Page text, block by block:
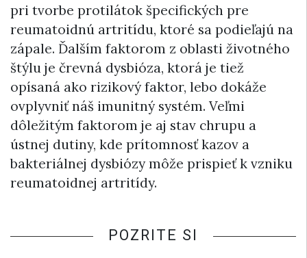
pri tvorbe protilátok špecifických pre
reumatoidnú artritídu, ktoré sa podieľajú na
zápale. Ďalším faktorom z oblasti životného
štýlu je črevná dysbióza, ktorá je tiež
opísaná ako rizikový faktor, lebo dokáže
ovplyvniť náš imunitný systém. Veľmi
dôležitým faktorom je aj stav chrupu a
ústnej dutiny, kde prítomnosť kazov a
bakteriálnej dysbiózy môže prispieť k vzniku
reumatoidnej artritídy.
POZRITE SI